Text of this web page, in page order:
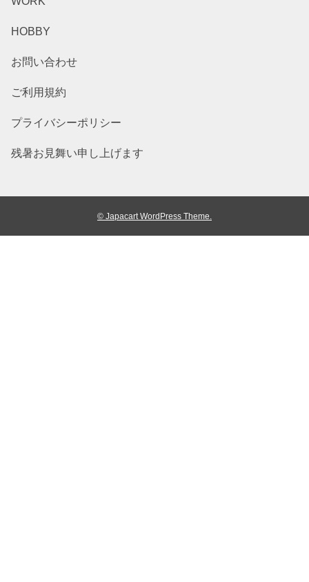
HOBBY
お問い合わせ
ご利用規約
プライバシーポリシー
残暑お見舞い申し上げます
© Japacart WordPress Theme.